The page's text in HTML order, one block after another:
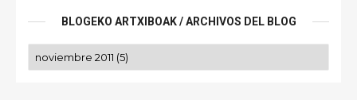
BLOGEKO ARTXIBOAK / ARCHIVOS DEL BLOG